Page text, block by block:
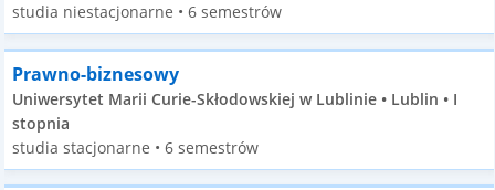
studia niestacjonarne • 6 semestrów
Prawno-biznesowy
Uniwersytet Marii Curie-Skłodowskiej w Lublinie • Lublin • I
stopnia
studia stacjonarne • 6 semestrów